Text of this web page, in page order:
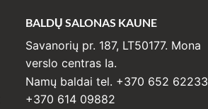
BALDŲ SALONAS KAUNE
Savanorių pr. 187, LT50177. Mona
verslo centras Ia.
Namų baldai tel. +370 652 62233
+370 614 09882